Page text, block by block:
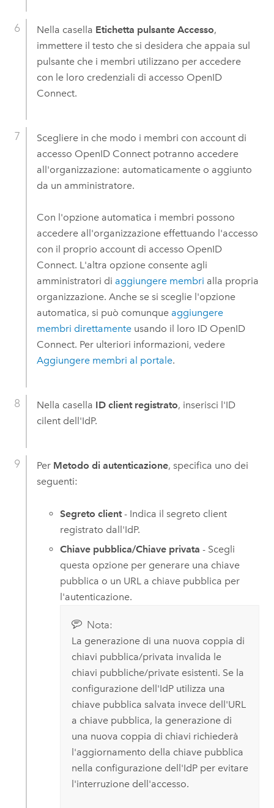
Nella casella Etichetta pulsante Accesso,
immettere il testo che si desidera che appaia sul
pulsante che i membri utilizzano per accedere
con le loro credenziali di accesso OpenID
Connect.
Scegliere in che modo i membri con account di
accesso OpenID Connectpotranno accedere
all'organizzazione: automaticamente o aggiunto
da un amministratore.
Con l'opzione automatica i membri possono
accedere all'organizzazione effettuando l'accesso
con il proprio account di accesso OpenID
Connect. L'altra opzione consente agli
amministratori di aggiungere membri alla propria
organizzazione. Anche se si sceglie l'opzione
automatica, si può comunque aggiungere
membri direttamenteusando il loro ID OpenID
Connect. Per ulteriori informazioni, vedere
Aggiungere membri al portale.
Nella casella ID client registrato, inserisci l'ID
cilent dell'IdP.
Per Metodo di autenticazione, specifica uno dei
seguenti:
Segreto client- Indica il segreto client
registrato dall'IdP.
Chiave pubblica/Chiave privata - Scegli
questa opzione per generare una chiave
pubblica o un URL a chiave pubblica per
l'autenticazione.
Nota:
La generazione di una nuova coppia di
chiavi pubblica/privata invalida le
chiavi pubbliche/private esistenti. Se la
configurazione dell'IdP utilizza una
chiave pubblica salvata invece dell'URL
a chiave pubblica, la generazione di
una nuova coppia di chiavi richiederà
l'aggiornamento della chiave pubblica
nella configurazione dell'IdP per evitare
l'interruzione dell'accesso.